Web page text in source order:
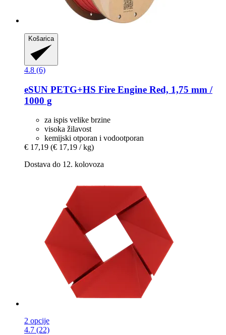
Košarica
4.8 (6)
eSUN PETG+HS Fire Engine Red, 1,75 mm /
1000 g
za ispis velike brzine
visoka žilavost
kemijski otporan i vodootporan
€ 17,19 (€ 17,19 / kg)
Dostava do 12. kolovoza
2 opcije
4.7 (22)